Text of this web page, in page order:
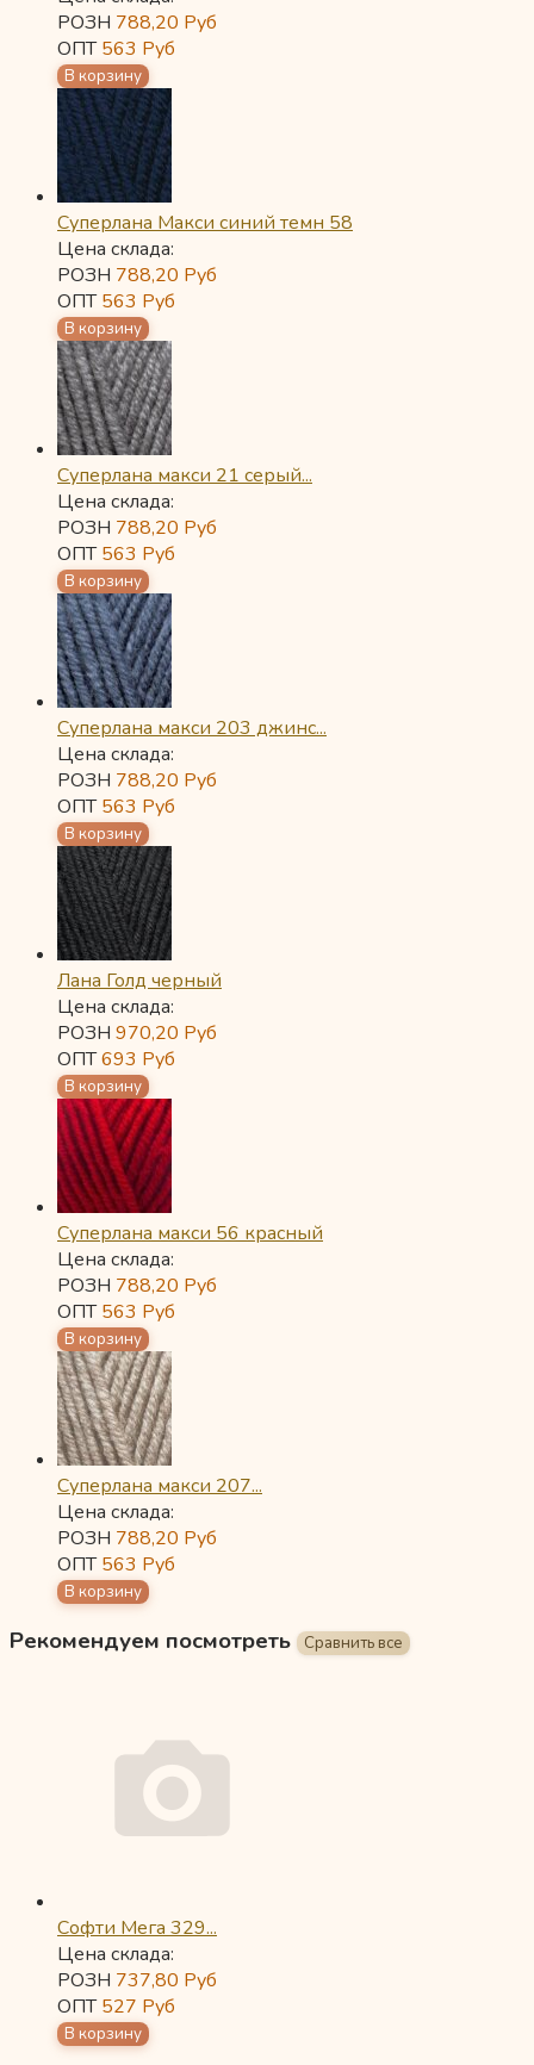
РОЗН 788,20 Руб
ОПТ563 Руб
Суперлана Макси синий темн 58
Цена склада:
РОЗН 788,20 Руб
ОПТ563 Руб
Суперлана макси 21 серый...
Цена склада:
РОЗН 788,20 Руб
ОПТ563 Руб
Суперлана макси 203 джинс...
Цена склада:
РОЗН 788,20 Руб
ОПТ563 Руб
Лана Голд черный
Цена склада:
РОЗН 970,20 Руб
ОПТ693 Руб
Суперлана макси 56 красный
Цена склада:
РОЗН 788,20 Руб
ОПТ563 Руб
Суперлана макси 207...
Цена склада:
РОЗН 788,20 Руб
ОПТ563 Руб
Рекомендуем посмотреть
Софти Мега 329...
Цена склада:
РОЗН 737,80 Руб
ОПТ527 Руб